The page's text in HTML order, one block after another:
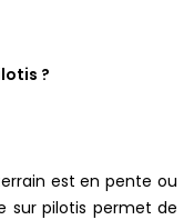
?
est en pente ou
sur pilotis permet de